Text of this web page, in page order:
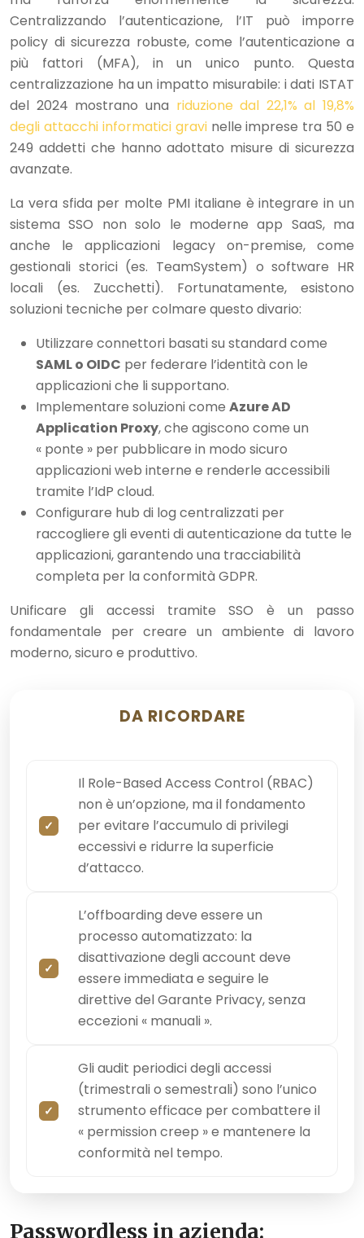
Centralizzando l’autenticazione, l’IT può imporre
policy di sicurezza robuste, come l’autenticazione a
più fattori (MFA), in un unico punto. Questa
centralizzazione ha un impatto misurabile: i dati ISTAT
del 2024 mostrano una riduzione dal 22,1% al 19,8%
degli attacchi informatici gravinelle imprese tra 50 e
249 addetti che hanno adottato misure di sicurezza
avanzate.
La vera sfida per molte PMI italiane è integrare in un
sistema SSO non solo le moderne app SaaS, ma
anche le applicazioni legacy on-premise, come
gestionali storici (es. TeamSystem) o software HR
locali (es. Zucchetti). Fortunatamente, esistono
soluzioni tecniche per colmare questo divario:
Utilizzare connettori basati su standard come
SAML o OIDC per federare l’identità con le
applicazioni che li supportano.
Implementare soluzioni come Azure AD
Application Proxy, che agiscono come un
« ponte » per pubblicare in modo sicuro
applicazioni web interne e renderle accessibili
tramite l’IdP cloud.
Configurare hub di log centralizzati per
raccogliere gli eventi di autenticazione da tutte le
applicazioni, garantendo una tracciabilità
completa per la conformità GDPR.
Unificare gli accessi tramite SSO è un passo
fondamentale per creare un ambiente di lavoro
moderno, sicuro e produttivo.
DA RICORDARE
Il Role-Based Access Control (RBAC)
non è un’opzione, ma il fondamento
per evitare l’accumulo di privilegi
eccessivi e ridurre la superficie
d’attacco.
L’offboarding deve essere un
processo automatizzato: la
disattivazione degli account deve
essere immediata e seguire le
direttive del Garante Privacy, senza
eccezioni « manuali ».
Gli audit periodici degli accessi
(trimestrali o semestrali) sono l’unico
strumento efficace per combattere il
« permission creep » e mantenere la
conformità nel tempo.
Passwordless in azienda: